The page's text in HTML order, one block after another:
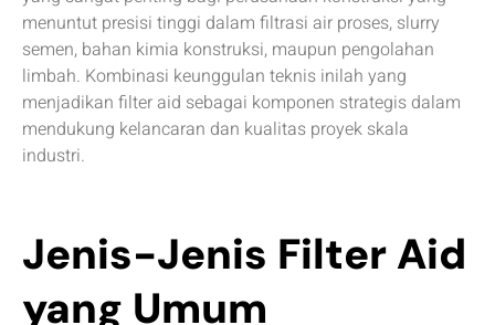
menuntut presisi tinggi dalam filtrasi air proses, slurry
semen, bahan kimia konstruksi, maupun pengolahan
limbah. Kombinasi keunggulan teknis inilah yang
menjadikan filter aid sebagai komponen strategis dalam
mendukung kelancaran dan kualitas proyek skala
industri.
Jenis-Jenis Filter Aid
yang Umum